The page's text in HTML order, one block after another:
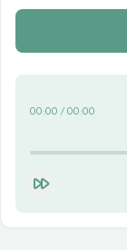
0
00:00 / 00:00